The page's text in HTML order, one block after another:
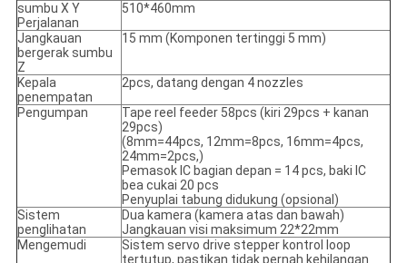
sumbu X Y
Perjalanan
510*460mm
Jangkauan
bergerak sumbu
Z
15 mm (Komponen tertinggi 5 mm)
Kepala
penempatan
2pcs, datang dengan 4 nozzles
Pengumpan
Tape reel feeder 58pcs (kiri 29pcs + kanan
29pcs)
(8mm=44pcs, 12mm=8pcs, 16mm=4pcs,
24mm=2pcs,)
Pemasok IC bagian depan = 14 pcs, baki IC
bea cukai 20 pcs
Penyuplai tabung didukung (opsional)
Sistem
penglihatan
Dua kamera (kamera atas dan bawah)
Jangkauan visi maksimum 22*22mm
Mengemudi
Sistem servo drive stepper kontrol loop
tertutup, pastikan tidak pernah kehilangan